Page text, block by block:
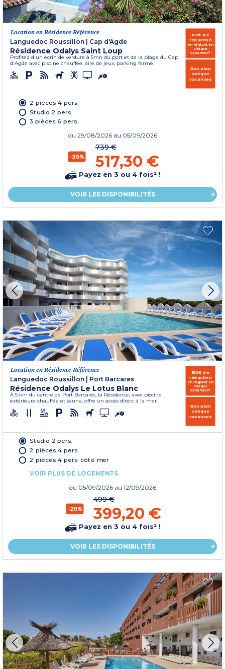
Location en Résidence Référence
Languedoc Roussillon | Cap d'Agde
Résidence Odalys Saint Loup
Profitez d'un écrin de verdure à 5mn du port et de la plage du Cap
d'Agde avec piscine chauffée, aire de jeux, parking fermé.
150€ de
réduction
en réglant en
chèque
vacances*
Bon plan
chèque
vacances
2 pièces 4 pers.
Studio 2 pers.
3 pièces 6 pers.
du 29/08/2026 au 05/09/2026
-30%
739 €
517,30 €
Payez en 3 ou 4 fois² !
VOIR LES DISPONIBILITÉS
Location en Résidence Référence
Languedoc Roussillon
Port Barcares
Résidence Odalys Le Lotus Blanc
À 5 km du centre de Port Barcarès, la Résidence, avec piscine
extérieure chauffée et sauna, offre un accès direct à la mer.
150€ de
réduction
en réglant en
chèque
vacances*
Bon plan
chèque
vacances
Studio 2 pers.
2 pièces 4 pers.
2 pièces 4 pers. côté mer
VOIR PLUS DE LOGEMENTS
du 05/09/2026 au 12/09/2026
-20%
499 €
399,20 €
Payez en 3 ou 4 fois² !
VOIR LES DISPONIBILITÉS